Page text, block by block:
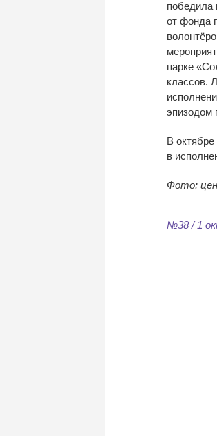
победила
от фонда
парке «
классов.
эпизодом
В
в
Фото:
№38 / 1